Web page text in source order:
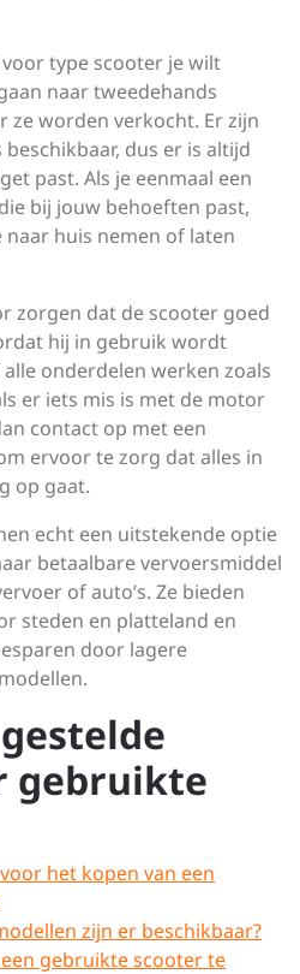
type scooter je wilt
naar tweedehands
ze worden verkocht. Er zijn
dus er is altijd
past. Als je eenmaal een
bij jouw behoeften past,
huis nemen of laten
zorgen dat de scooter goed
hij in gebruik wordt
onderdelen werken zoals
er iets mis is met de motor
contact op met een
ervoor te zorg dat alles in
op gaat.
echt een uitstekende optie
betaalbare vervoersmiddel
of auto’s. Ze bieden
steden en platteland en
door lagere
gebruikte
het kopen van een
zijn er beschikbaar?
gebruikte scooter te